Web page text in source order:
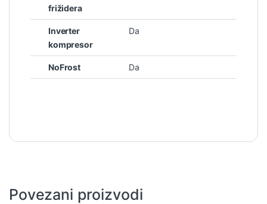
frižidera
Inverter
kompresor
Da
NoFrost Da
Povezani proizvodi